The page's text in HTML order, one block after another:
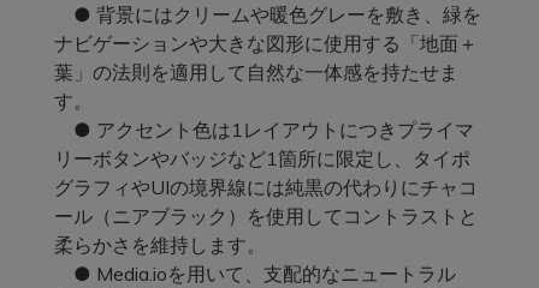
● 背景にはクリームや暖色グレーを敷き、緑を
ナビゲーションや大きな図形に使用する「地面＋
葉」の法則を適用して自然な一体感を持たせま
す。
● アクセント色は1レイアウトにつきプライマ
リーボタンやバッジなど1箇所に限定し、タイポ
グラフィやUIの境界線には純黒の代わりにチャコ
ール（ニアブラック）を使用してコントラストと
柔らかさを維持します。
● Media.ioを用いて、支配的なニュートラル